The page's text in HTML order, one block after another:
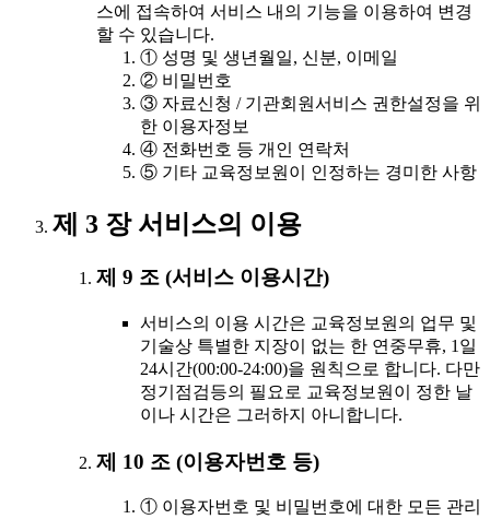
스에 접속하여 서비스 내의 기능을 이용하여 변경
할 수 있습니다.
① 성명 및 생년월일, 신분, 이메일
② 비밀번호
③ 자료신청 / 기관회원서비스 권한설정을 위
한 이용자정보
④ 전화번호 등 개인 연락처
⑤ 기타 교육정보원이 인정하는 경미한 사항
제 3 장 서비스의 이용
제 9 조 (서비스 이용시간)
서비스의 이용 시간은 교육정보원의 업무 및
기술상 특별한 지장이 없는 한 연중무휴, 1일
24시간(00:00-24:00)을 원칙으로 합니다. 다만
정기점검등의 필요로 교육정보원이 정한 날
이나 시간은 그러하지 아니합니다.
제 10 조 (이용자번호 등)
① 이용자번호 및 비밀번호에 대한 모든 관리